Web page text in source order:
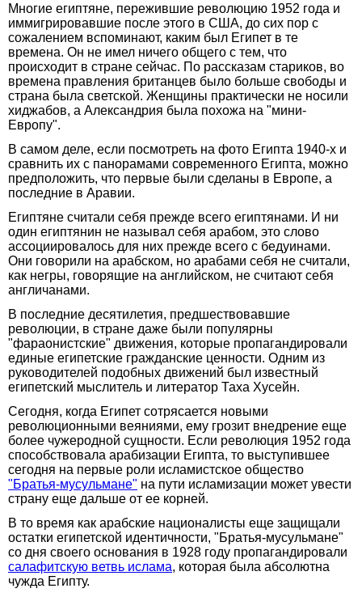
Многие египтяне, пережившие революцию 1952 года и
иммигрировавшие после этого в США, до сих пор с
сожалением вспоминают, каким был Египет в те
времена. Он не имел ничего общего с тем, что
происходит в стране сейчас. По рассказам стариков, во
времена правления британцев было больше свободы и
страна была светской. Женщины практически не носили
хиджабов, а Александрия была похожа на "мини-
Европу".
В самом деле, если посмотреть на фото Египта 1940-х и
сравнить их с панорамами современного Египта, можно
предположить, что первые были сделаны в Европе, а
последние в Аравии.
Египтяне считали себя прежде всего египтянами. И ни
один египтянин не называл себя арабом, это слово
ассоциировалось для них прежде всего с бедуинами.
Они говорили на арабском, но арабами себя не считали,
как негры, говорящие на английском, не считают себя
англичанами.
В последние десятилетия, предшествовавшие
революции, в стране даже были популярны
"фараонистские" движения, которые пропагандировали
единые египетские гражданские ценности. Одним из
руководителей подобных движений был известный
египетский мыслитель и литератор Таха Хусейн.
Сегодня, когда Египет сотрясается новыми
революционными веяниями, ему грозит внедрение еще
более чужеродной сущности. Если революция 1952 года
способствовала арабизации Египта, то выступившее
сегодня на первые роли исламистское общество
"Братья-мусульмане" на пути исламизации может увести
страну еще дальше от ее корней.
В то время как арабские националисты еще защищали
остатки египетской идентичности, "Братья-мусульмане"
со дня своего основания в 1928 году пропагандировали
салафитскую ветвь ислама, которая была абсолютна
чужда Египту.